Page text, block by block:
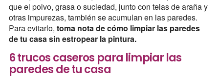
que el polvo, grasa o suciedad, junto con telas de araña y
otras impurezas, también se acumulan en las paredes.
Para evitarlo, toma nota de cómo limpiar las paredes
de tu casa sin estropear la pintura.
6 trucos caseros para limpiar las
paredes de tu casa